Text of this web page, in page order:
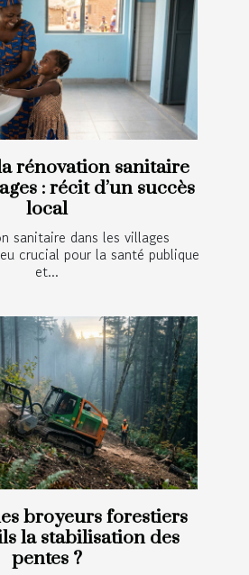
rénovation sanitaire
: récit d’un succès
local
sanitaire dans les villages
crucial pour la santé publique
et...
broyeurs forestiers
la stabilisation des
pentes ?